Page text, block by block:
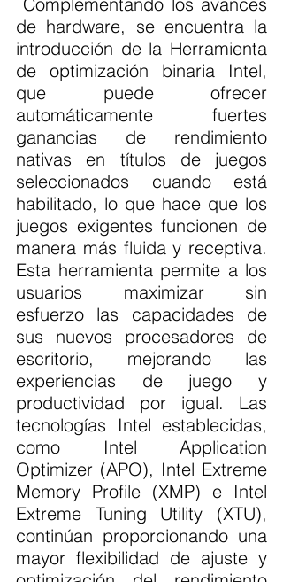
de hardware, se encuentra la
introducción de la Herramienta
de optimización binaria Intel,
que puede ofrecer
automáticamente fuertes
ganancias de rendimiento
nativas en títulos de juegos
seleccionados cuando está
habilitado, lo que hace que los
juegos exigentes funcionen de
manera más fluida y receptiva.
Esta herramienta permite a los
usuarios maximizar sin
esfuerzo las capacidades de
sus nuevos procesadores de
escritorio, mejorando las
experiencias de juego y
productividad por igual. Las
tecnologías Intel establecidas,
como Intel Application
Optimizer (APO), Intel Extreme
Memory Profile (XMP) e Intel
Extreme Tuning Utility (XTU),
continúan proporcionando una
mayor flexibilidad de ajuste y